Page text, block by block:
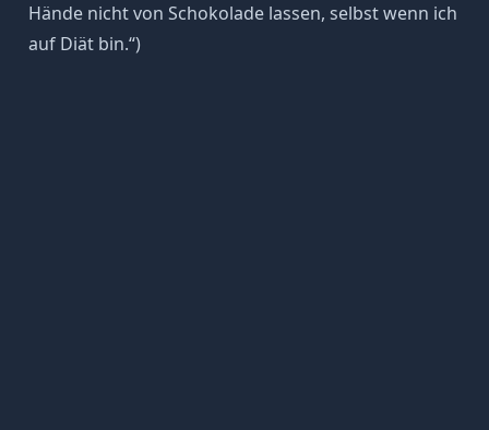
Hände nicht von Schokolade lassen, selbst wenn ich
auf Diät bin.“)